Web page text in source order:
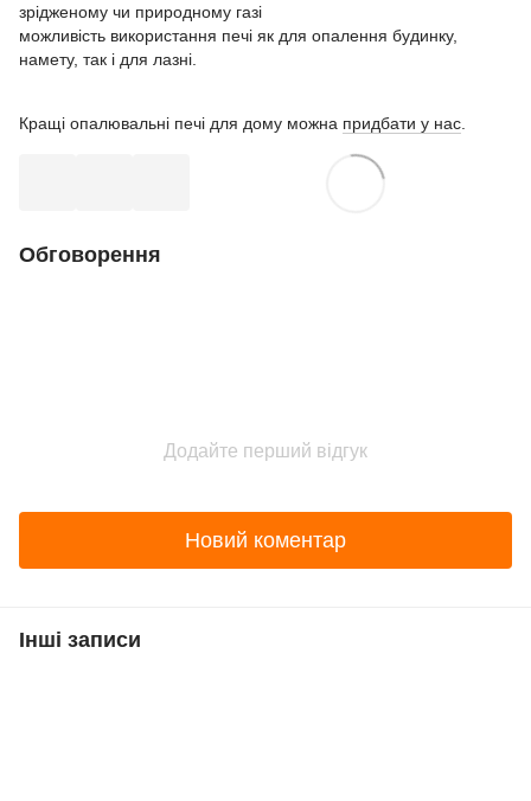
зрідженому чи природному газі
можливість використання печі як для опалення будинку,
намету, так і для лазні.
Кращі опалювальні печі для дому можна придбати у нас
Обговорення
Додайте перший відгук
Новий коментар
Інші записи